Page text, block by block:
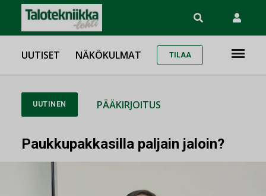
UUTISET NÄKÖKULMAT TILAA
UUTINEN PÄÄKIRJOITUS
Paukkupakkasilla paljain jaloin?